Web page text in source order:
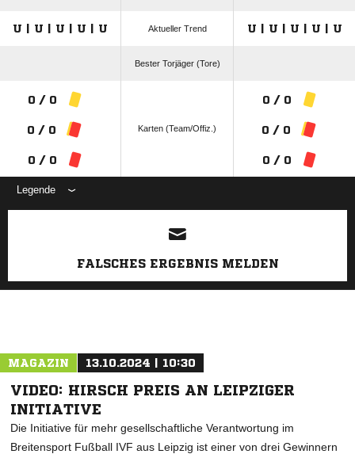
U | U | U | U | U Aktueller Trend U | U | U | U | U
Bester Torjäger (Tore)
0 / 0
0 / 0
0 / 0
Karten (Team/Offiz.)
0 / 0
0 / 0
0 / 0
Legende
ANZEIGE
FALSCHES ERGEBNIS MELDEN
MAGAZIN 13.10.2024 | 10:30
VIDEO: HIRSCH PREIS AN LEIPZIGER
INITIATIVE
Die Initiative für mehr gesellschaftliche Verantwortung im
Breitensport Fußball IVF aus Leipzig ist einer von drei Gewinnern